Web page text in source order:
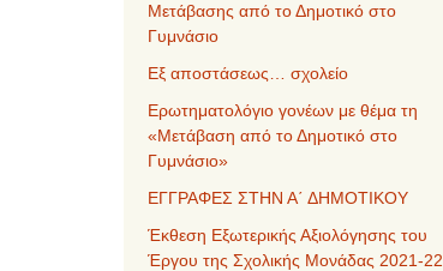
Μετάβασης από το Δημοτικό στο
Γυμνάσιο
Εξ αποστάσεως… σχολείο
Ερωτηματολόγιο γονέων με θέμα τη
«Μετάβαση από το Δημοτικό στο
Γυμνάσιο»
ΕΓΓΡΑΦΕΣ ΣΤΗΝ Α΄ ΔΗΜΟΤΙΚΟΥ
Έκθεση Εξωτερικής Αξιολόγησης του
Έργου της Σχολικής Μονάδας 2021-22